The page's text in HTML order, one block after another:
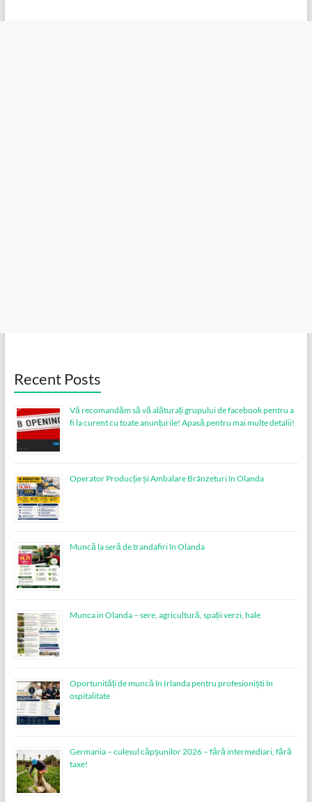
Recent Posts
Vă recomandăm să vă alăturați grupului de facebook pentru a
fi la curent cu toate anunțurile! Apasă pentru mai multe detalii!
Operator Producție și Ambalare Brânzeturi în Olanda
Muncă la seră de trandafiri în Olanda
Munca in Olanda – sere, agricultură, spații verzi, hale
Oportunități de muncă în Irlanda pentru profesioniști în
ospitalitate
Germania – culesul căpșunilor 2026 – fără intermediari, fără
taxe!